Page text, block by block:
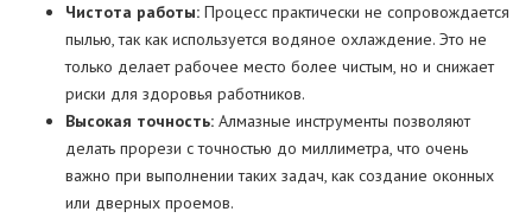
Чистота работы: Процесс практически не сопровождается
пылью, так как используется водяное охлаждение. Это не
только делает рабочее место более чистым, но и снижает
риски для здоровья работников.
Высокая точность: Алмазные инструменты позволяют
делать прорези с точностью до миллиметра, что очень
важно при выполнении таких задач, как создание оконных
или дверных проемов.